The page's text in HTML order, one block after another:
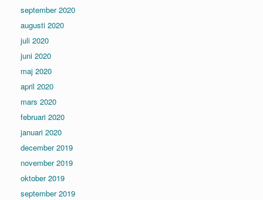
september 2020
augusti 2020
juli 2020
juni 2020
maj 2020
april 2020
mars 2020
februari 2020
januari 2020
december 2019
november 2019
oktober 2019
september 2019